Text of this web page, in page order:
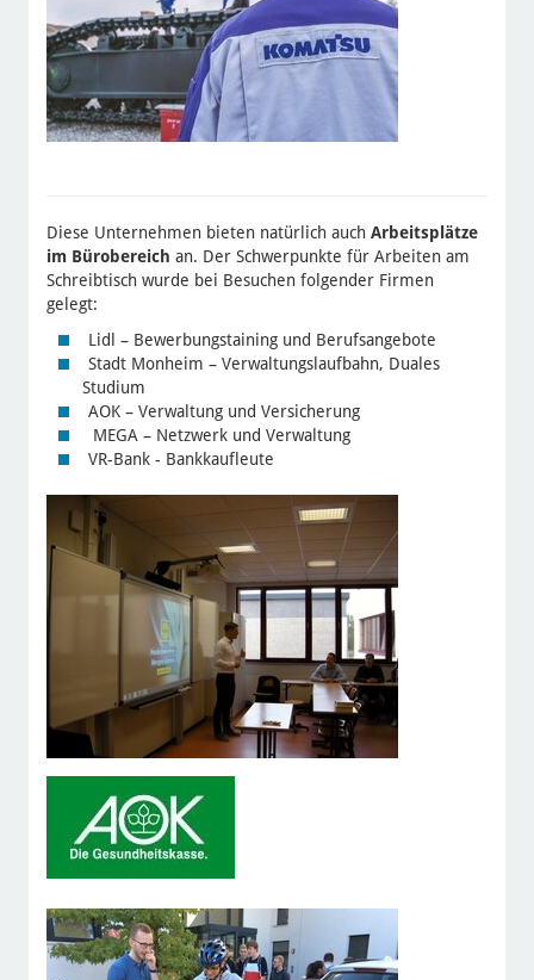
Diese Unternehmen bieten natürlich auch Arbeitsplätze
im Bürobereich an. Der Schwerpunkte für Arbeiten am
Schreibtisch wurde bei Besuchen folgender Firmen
gelegt:
Lidl – Bewerbungstaining und Berufsangebote
Stadt Monheim – Verwaltungslaufbahn, Duales
Studium
AOK – Verwaltung und Versicherung
MEGA – Netzwerk und Verwaltung
VR-Bank - Bankkaufleute